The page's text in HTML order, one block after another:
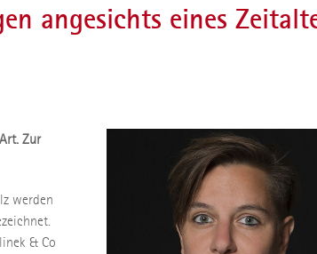
angesichts eines
Zur
werden
& Co